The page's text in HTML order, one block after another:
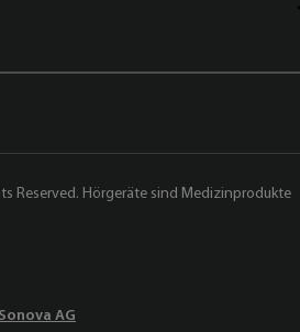
Reserved. Hörgeräte sind Medizinprodukte
AG